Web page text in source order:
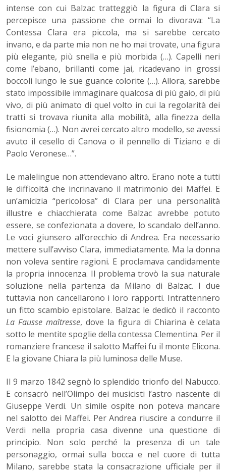
intense con cui Balzac tratteggiò la figura di Clara si
percepisce una passione che ormai lo divorava: “La
Contessa Clara era piccola, ma si sarebbe cercato
invano, e da parte mia non ne ho mai trovate, una figura
più elegante, più snella e più morbida (…). Capelli neri
come l’ebano, brillanti come jai, ricadevano in grossi
boccoli lungo le sue guance colorite (…). Allora, sarebbe
stato impossibile immaginare qualcosa di più gaio, di più
vivo, di più animato di quel volto in cui la regolarità dei
tratti si trovava riunita alla mobilità, alla finezza della
fisionomia (…). Non avrei cercato altro modello, se avessi
avuto il cesello di Canova o il pennello di Tiziano e di
Paolo Veronese…”.
Le malelingue non attendevano altro. Erano note a tutti
le difficoltà che incrinavano il matrimonio dei Maffei. E
un’amicizia “pericolosa” di Clara per una personalità
illustre e chiacchierata come Balzac avrebbe potuto
essere, se confezionata a dovere, lo scandalo dell’anno.
Le voci giunsero all’orecchio di Andrea. Era necessario
mettere sull’avviso Clara, immediatamente. Ma la donna
non voleva sentire ragioni. E proclamava candidamente
la propria innocenza. Il problema trovò la sua naturale
soluzione nella partenza da Milano di Balzac. I due
tuttavia non cancellarono i loro rapporti. Intrattennero
un fitto scambio epistolare. Balzac le dedicò il racconto
La Fausse maîtresse, dove la figura di Chiarina è celata
sotto le mentite spoglie della contessa Clementina. Per il
romanziere francese il salotto Maffei fu il monte Elicona.
E la giovane Chiara la più luminosa delle Muse.
Il 9 marzo 1842 segnò lo splendido trionfo del Nabucco.
E consacrò nell’Olimpo dei musicisti l’astro nascente di
Giuseppe Verdi. Un simile ospite non poteva mancare
nel salotto dei Maffei. Per Andrea riuscire a condurre il
Verdi nella propria casa divenne una questione di
principio. Non solo perché la presenza di un tale
personaggio, ormai sulla bocca e nel cuore di tutta
Milano, sarebbe stata la consacrazione ufficiale per il